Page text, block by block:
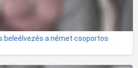
beleélvezés a német csoportos